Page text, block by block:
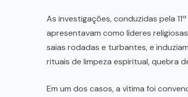
As investigações, conduzidas pela
apresentavam como líderes
saias rodadas e turbantes, e
rituais de limpeza espiritual, quebra
Em um dos casos, a vítima foi